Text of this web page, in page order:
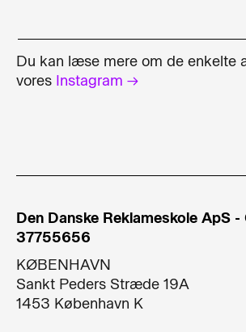
Du kan læse mere om de enkelte
vores Instagram →
Den Danske Reklameskole ApS
37755656
KØBENHAVN
Sankt Peders Stræde 19A​
1453 København K​